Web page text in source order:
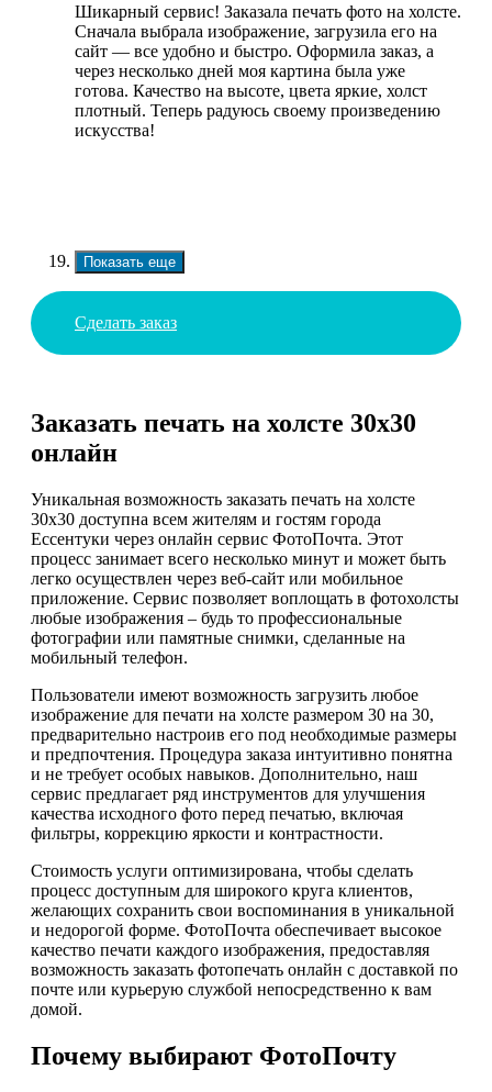
Шикарный сервис! Заказала печать фото на холсте.
Сначала выбрала изображение, загрузила его на
сайт — все удобно и быстро. Оформила заказ, а
через несколько дней моя картина была уже
готова. Качество на высоте, цвета яркие, холст
плотный. Теперь радуюсь своему произведению
искусства!
Показать еще
Сделать заказ
Заказать печать на холсте 30х30
онлайн
Уникальная возможность заказать печать на холсте
30х30 доступна всем жителям и гостям города
Ессентуки через онлайн сервис ФотоПочта. Этот
процесс занимает всего несколько минут и может быть
легко осуществлен через веб-сайт или мобильное
приложение. Сервис позволяет воплощать в фотохолсты
любые изображения – будь то профессиональные
фотографии или памятные снимки, сделанные на
мобильный телефон.
Пользователи имеют возможность загрузить любое
изображение для печати на холсте размером 30 на 30,
предварительно настроив его под необходимые размеры
и предпочтения. Процедура заказа интуитивно понятна
и не требует особых навыков. Дополнительно, наш
сервис предлагает ряд инструментов для улучшения
качества исходного фото перед печатью, включая
фильтры, коррекцию яркости и контрастности.
Стоимость услуги оптимизирована, чтобы сделать
процесс доступным для широкого круга клиентов,
желающих сохранить свои воспоминания в уникальной
и недорогой форме. ФотоПочта обеспечивает высокое
качество печати каждого изображения, предоставляя
возможность заказать фотопечать онлайн с доставкой по
почте или курьерую службой непосредственно к вам
домой.
Почему выбирают ФотоПочту